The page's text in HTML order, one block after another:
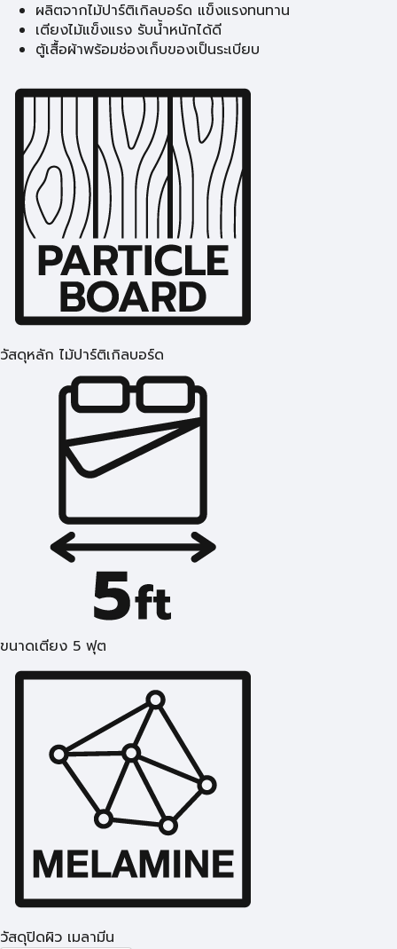
ผลิตจากไม้ปาร์ติเกิลบอร์ด แข็งแรงทนทาน
เตียงไม้แข็งแรง รับน้ำหนักได้ดี
ตู้เสื้อผ้าพร้อมช่องเก็บของเป็นระเบียบ
วัสดุหลัก ไม้ปาร์ติเกิลบอร์ด
ขนาดเตียง 5 ฟุต
วัสดุปิดผิว เมลามีน